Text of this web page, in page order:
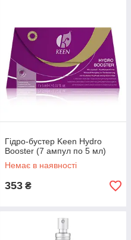
Гідро-бустер Keen Hydro
Booster (7 ампул по 5 мл)
Немає в наявності
353 ₴